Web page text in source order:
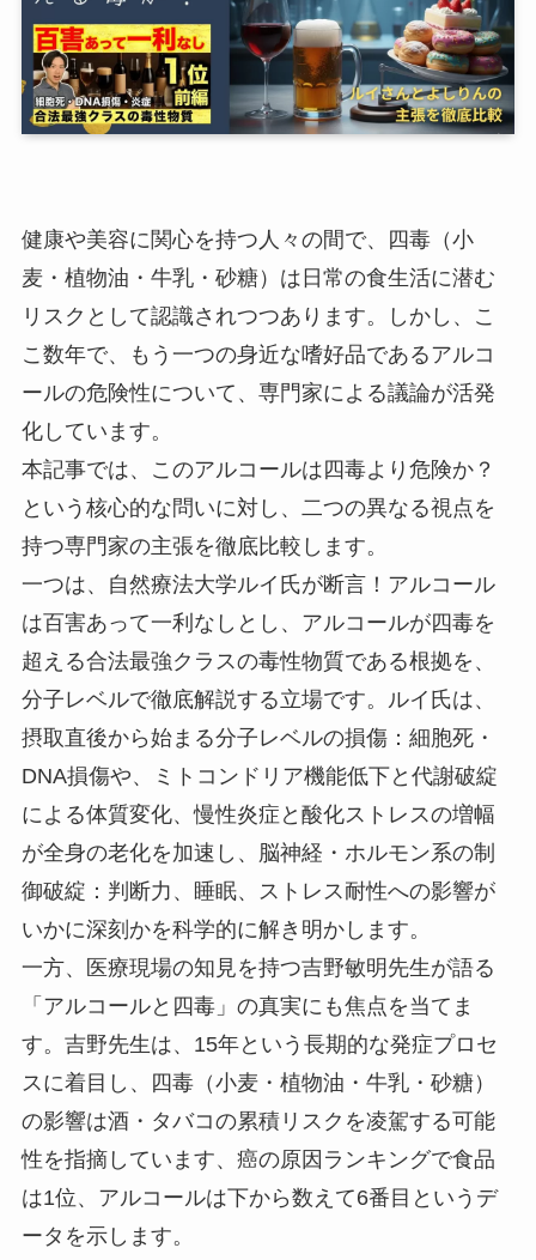
健康や美容に関心を持つ人々の間で、四毒（小
麦・植物油・牛乳・砂糖）は日常の食生活に潜む
リスクとして認識されつつあります。しかし、こ
こ数年で、もう一つの身近な嗜好品であるアルコ
ールの危険性について、専門家による議論が活発
化しています。
本記事では、このアルコールは四毒より危険か？
という核心的な問いに対し、二つの異なる視点を
持つ専門家の主張を徹底比較します。
一つは、自然療法大学ルイ氏が断言！アルコール
は百害あって一利なしとし、アルコールが四毒を
超える合法最強クラスの毒性物質である根拠を、
分子レベルで徹底解説する立場です。ルイ氏は、
摂取直後から始まる分子レベルの損傷：細胞死・
DNA損傷や、ミトコンドリア機能低下と代謝破綻
による体質変化、慢性炎症と酸化ストレスの増幅
が全身の老化を加速し、脳神経・ホルモン系の制
御破綻：判断力、睡眠、ストレス耐性への影響が
いかに深刻かを科学的に解き明かします。
一方、医療現場の知見を持つ吉野敏明先生が語る
「アルコールと四毒」の真実にも焦点を当てま
す。吉野先生は、15年という長期的な発症プロセ
スに着目し、四毒（小麦・植物油・牛乳・砂糖）
の影響は酒・タバコの累積リスクを凌駕する可能
性を指摘しています、癌の原因ランキングで食品
は1位、アルコールは下から数えて6番目というデ
ータを示します。